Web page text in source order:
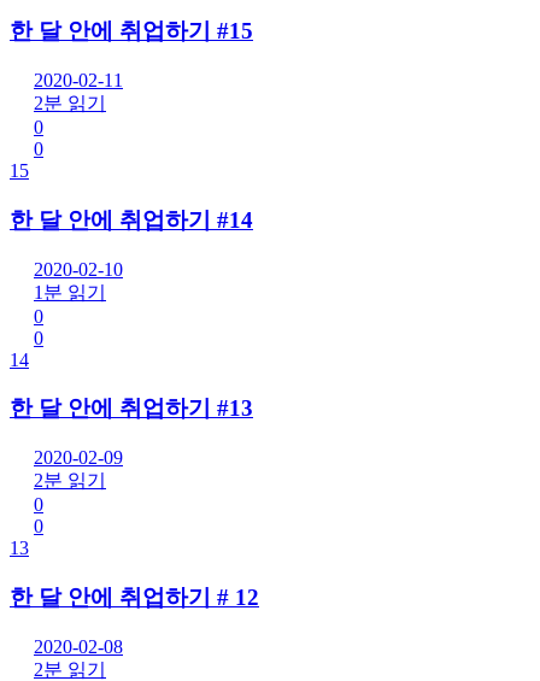
한 달 안에 취업하기 #15
2020-02-11
2분 읽기
0
0
15
한 달 안에 취업하기 #14
2020-02-10
1분 읽기
0
0
14
한 달 안에 취업하기 #13
2020-02-09
2분 읽기
0
0
13
한 달 안에 취업하기 # 12
2020-02-08
2분 읽기